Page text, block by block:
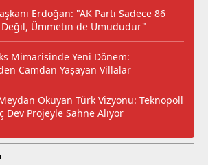
Erdoğan: "AK Parti Sadece 86
Ümmetin de Umududur"
Mimarisinde Yeni Dönem:
Camdan Yaşayan Villalar
Okuyan Türk Vizyonu: Teknopoll
Dev Projeyle Sahne Alıyor